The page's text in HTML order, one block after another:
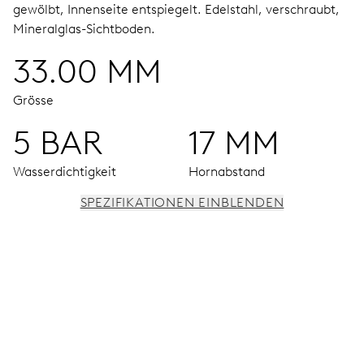
gewölbt, Innenseite entspiegelt. Edelstahl, verschraubt,
Mineralglas-Sichtboden.
33.00 MM
Grösse
5 BAR
Wasserdichtigkeit
17 MM
Hornabstand
SPEZIFIKATIONEN EINBLENDEN